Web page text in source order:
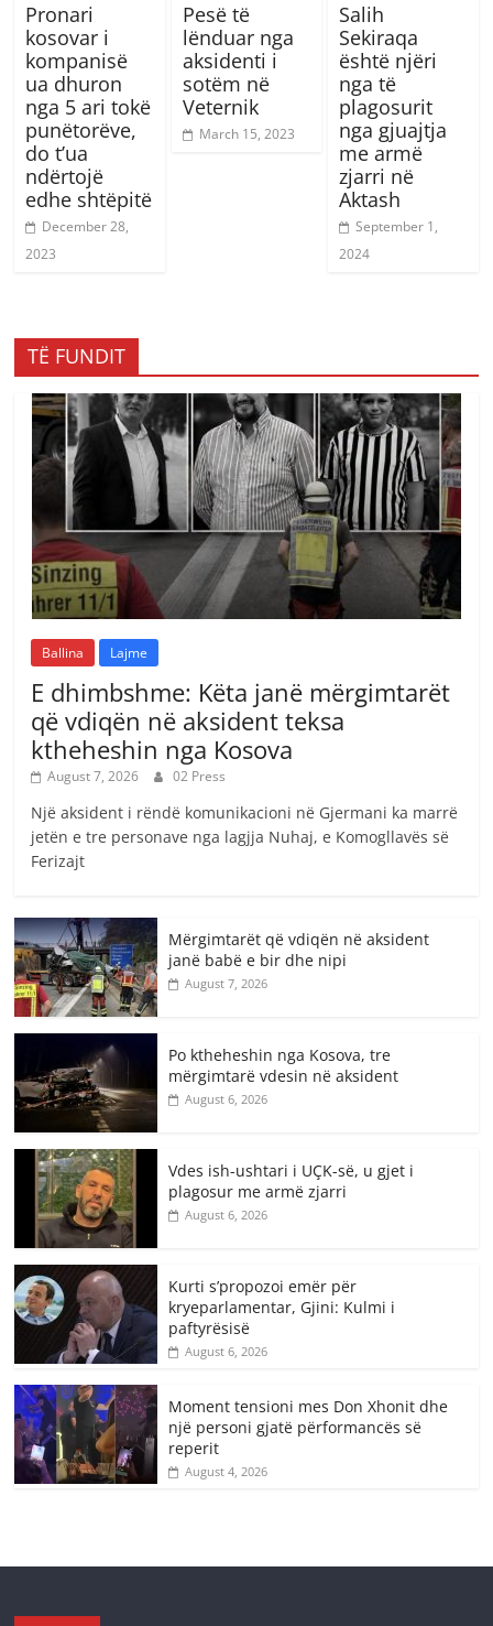
Pronari
kosovar i
kompanisë
ua dhuron
nga 5 ari tokë
punëtorëve,
do t’ua
ndërtojë
edhe shtëpitë
December 28,
2023
Pesë të
lënduar nga
aksidenti i
sotëm në
Veternik
March 15, 2023
Salih
Sekiraqa
është njëri
nga të
plagosurit
nga gjuajtja
me armë
zjarri në
Aktash
September 1,
2024
TË FUNDIT
Ballina Lajme
E dhimbshme: Këta janë mërgimtarët
që vdiqën në aksident teksa
ktheheshin nga Kosova
August 7, 2026 02 Press
Një aksident i rëndë komunikacioni në Gjermani ka marrë
jetën e tre personave nga lagjja Nuhaj, e Komogllavës së
Ferizajt
Mërgimtarët që vdiqën në aksident
janë babë e bir dhe nipi
August 7, 2026
Po ktheheshin nga Kosova, tre
mërgimtarë vdesin në aksident
August 6, 2026
Vdes ish-ushtari i UÇK-së, u gjet i
plagosur me armë zjarri
August 6, 2026
Kurti s’propozoi emër për
kryeparlamentar, Gjini: Kulmi i
paftyrësisë
August 6, 2026
Moment tensioni mes Don Xhonit dhe
një personi gjatë përformancës së
reperit
August 4, 2026